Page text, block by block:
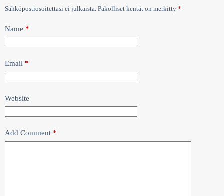
Sähköpostiosoitettasi ei julkaista. Pakolliset kentät on merkitty *
Name *
Email *
Website
Add Comment *